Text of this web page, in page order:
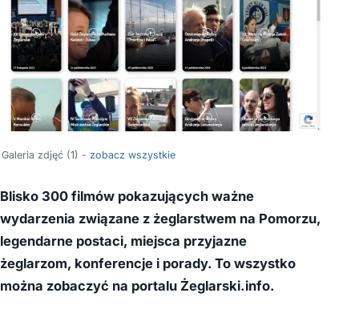
Galeria zdjęć (1) - zobacz wszystkie
Blisko 300 filmów pokazujących ważne
wydarzenia związane z żeglarstwem na Pomorzu,
legendarne postaci, miejsca przyjazne
żeglarzom, konferencje i porady. To wszystko
można zobaczyć na portalu Żeglarski.info.